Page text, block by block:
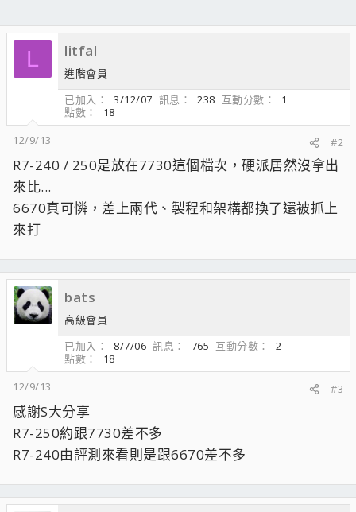
L litfal
進階會員
已加入
3/12/07 訊息 238 互動分數
1
點數
18
12/9/13
#2
R7-240 / 250是放在7730這個檔次，硬派居然沒拿出
來比...
6670真可憐，差上兩代、製程和架構都換了還被抓上
來打
bats
高級會員
已加入
8/7/06 訊息 765 互動分數
2
點數
18
12/9/13
#3
感謝S大分享
R7-250約跟7730差不多
R7-240由評測來看則是跟6670差不多